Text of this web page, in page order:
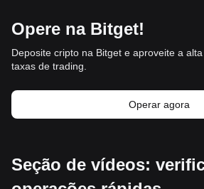
Opere na Bitget!
Deposite cripto na Bitget e aproveite a
taxas de trading.
Operar agora
Seção de vídeos: